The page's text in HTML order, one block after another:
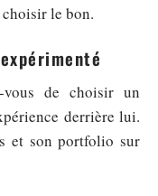
le bon.
vous de choisir un
derrière lui.
et son portfolio sur